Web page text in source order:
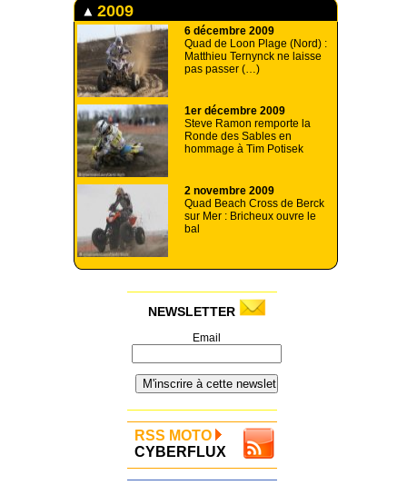
2009
6 décembre 2009
Quad de Loon Plage (Nord) :
Matthieu Ternynck ne laisse
pas passer (…)
1er décembre 2009
Steve Ramon remporte la
Ronde des Sables en
hommage à Tim Potisek
2 novembre 2009
Quad Beach Cross de Berck
sur Mer : Bricheux ouvre le
bal
NEWSLETTER
Email
RSS MOTO
CYBERFLUX